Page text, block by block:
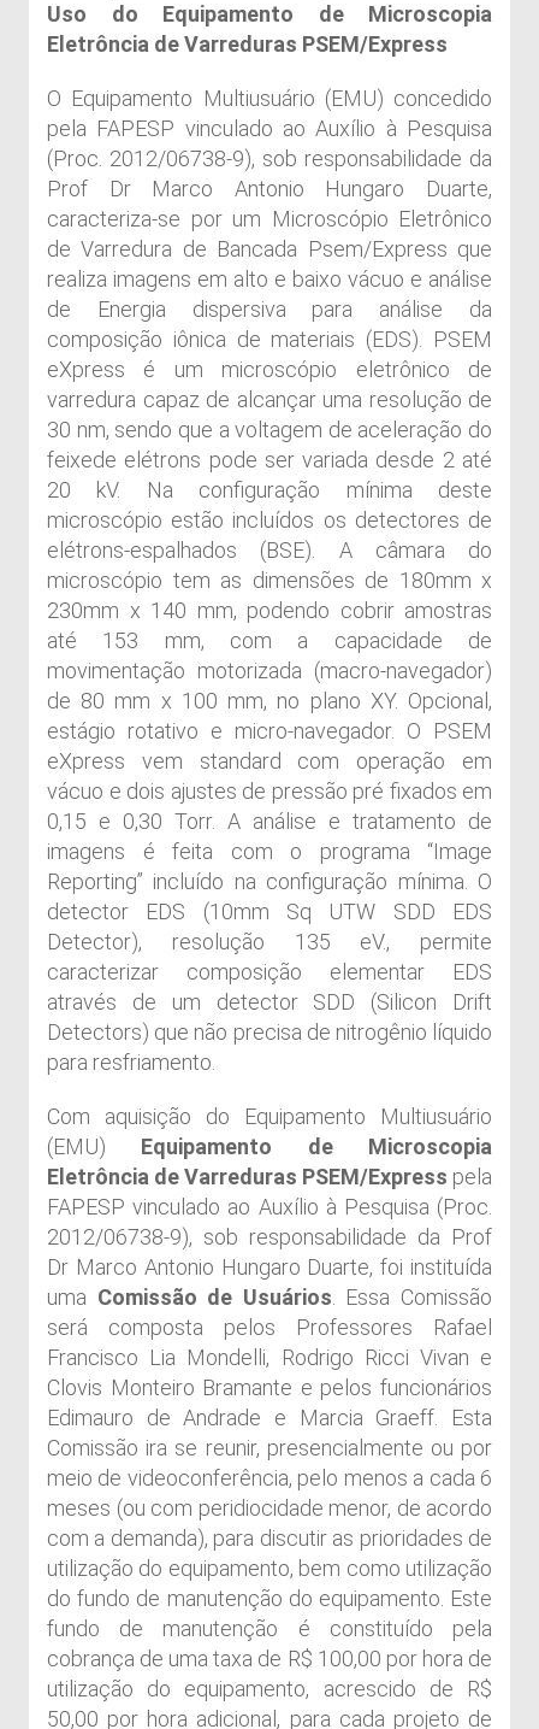
Uso do Equipamento de Microscopia
Eletrôncia de Varreduras PSEM/Express
O Equipamento Multiusuário (EMU) concedido
pela FAPESP vinculado ao Auxílio à Pesquisa
(Proc. 2012/06738-9), sob responsabilidade da
Prof Dr Marco Antonio Hungaro Duarte,
caracteriza-se por um Microscópio Eletrônico
de Varredura de Bancada Psem/Express que
realiza imagens em alto e baixo vácuo e análise
de Energia dispersiva para análise da
composição iônica de materiais (EDS). PSEM
eXpress é um microscópio eletrônico de
varredura capaz de alcançar uma resolução de
30 nm, sendo que a voltagem de aceleração do
feixede elétrons pode ser variada desde 2 até
20 kV. Na configuração mínima deste
microscópio estão incluídos os detectores de
elétrons-espalhados (BSE). A câmara do
microscópio tem as dimensões de 180mm x
230mm x 140 mm, podendo cobrir amostras
até 153 mm, com a capacidade de
movimentação motorizada (macro-navegador)
de 80 mm x 100 mm, no plano XY. Opcional,
estágio rotativo e micro-navegador. O PSEM
eXpress vem standard com operação em
vácuo e dois ajustes de pressão pré fixados em
0,15 e 0,30 Torr. A análise e tratamento de
imagens é feita com o programa “Image
Reporting” incluído na configuração mínima. O
detector EDS (10mm Sq UTW SDD EDS
Detector), resolução 135 eV., permite
caracterizar composição elementar EDS
através de um detector SDD (Silicon Drift
Detectors) que não precisa de nitrogênio líquido
para resfriamento.
Com aquisição do Equipamento Multiusuário
(EMU) Equipamento de Microscopia
Eletrôncia de Varreduras PSEM/Express pela
FAPESP vinculado ao Auxílio à Pesquisa (Proc.
2012/06738-9), sob responsabilidade da Prof
Dr Marco Antonio Hungaro Duarte, foi instituída
uma Comissão de Usuários . Essa Comissão
será composta pelos Professores Rafael
Francisco Lia Mondelli, Rodrigo Ricci Vivan e
Clovis Monteiro Bramante e pelos funcionários
Edimauro de Andrade e Marcia Graeff. Esta
Comissão ira se reunir, presencialmente ou por
meio de videoconferência, pelo menos a cada 6
meses (ou com peridiocidade menor, de acordo
com a demanda), para discutir as prioridades de
utilização do equipamento, bem como utilização
do fundo de manutenção do equipamento. Este
fundo de manutenção é constituído pela
cobrança de uma taxa de R$ 100,00 por hora de
utilização do equipamento, acrescido de R$
50,00 por hora adicional, para cada projeto de